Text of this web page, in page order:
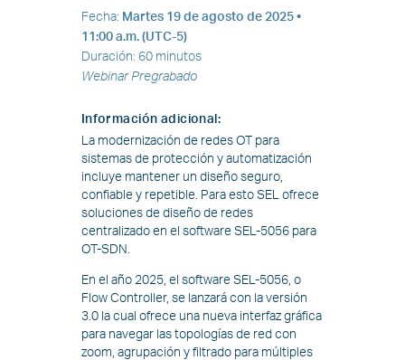
Fecha: Martes 19 de agosto de 2025 •
11:00 a.m. (UTC-5)
Duración: 60 minutos
Webinar Pregrabado
Información adicional :
La modernización de redes OT para
sistemas de protección y automatización
incluye mantener un diseño seguro,
confiable y repetible. Para esto SEL ofrece
soluciones de diseño de redes
centralizado en el software SEL-5056 para
OT-SDN.
En el año 2025, el software SEL-5056, o
Flow Controller, se lanzará con la versión
3.0 la cual ofrece una nueva interfaz gráfica
para navegar las topologías de red con
zoom, agrupación y filtrado para múltiples